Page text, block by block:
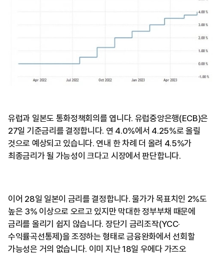
유럽과 일본도 통화정책회의를 엽니다. 유럽중앙은행(ECB)은
27일 기준금리를 결정합니다. 연 4.0%에서 4.25%로 올릴
것으로 예상되고 있습니다. 연내 한 차례 더 올려 4.5%가
최종금리가 될 가능성이 크다고 시장에서 판단합니다.
이어 28일 일본이 금리를 결정합니다. 물가가 목표치인 2%도
높은 3% 이상으로 오르고 있지만 막대한 정부부채 때문에
금리를 올리기 쉽지 않습니다. 장단기 금리조작(YCC·
수익률곡선통제)을 조정하는 형태로 금융완화에서 선회할
가능성은 거의 없습니다. 이미 지난 18일 우에다 가즈오